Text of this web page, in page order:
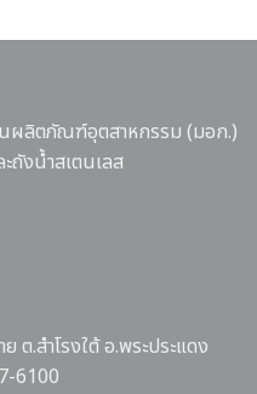
นผลิตภัณฑ์อุตสาหกรรม (มอก.)
ถังน้ำสเตนเลส
ต.สำโรงใต้ อ.พระประแดง
6100